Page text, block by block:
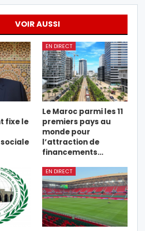
VOIR AUSSI
fixe le
EN DIRECT
Le Maroc parmi les 11
premiers pays au
monde pour
l’attraction de
financements…
EN DIRECT